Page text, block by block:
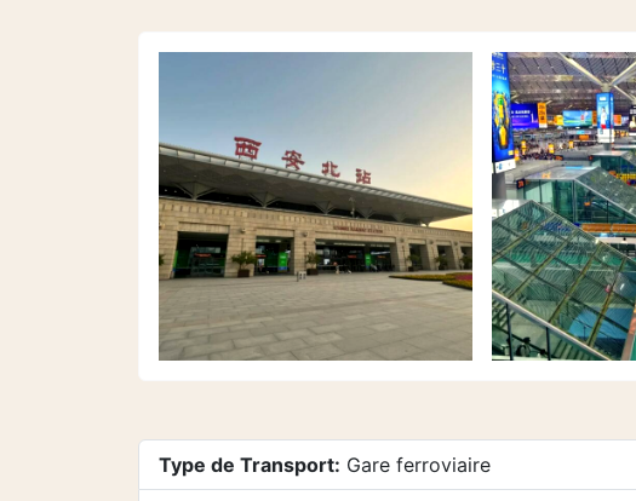
Type de Transport: Gare ferroviaire